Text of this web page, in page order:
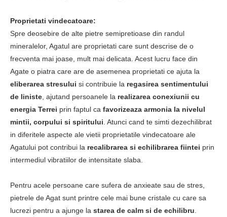
Proprietati vindecatoare:
Spre deosebire de alte pietre semipretioase din randul
mineralelor, Agatul are proprietati care sunt descrise de o
frecventa mai joase, mult mai delicata. Acest lucru face din
Agate o piatra care are de asemenea proprietati ce ajuta la
eliberarea stresului si contribuie la regasirea sentimentului
de liniste , ajutand persoanele la realizarea conexiunii cu
energia Terrei prin faptul ca favorizeaza armonia la nivelul
mintii, corpului si spiritului . Atunci cand te simti dezechilibrat
in diferitele aspecte ale vietii proprietatile vindecatoare ale
Agatului pot contribui la recalibrarea si echilibrarea fiintei prin
intermediul vibratiilor de intensitate slaba.
Pentru acele persoane care sufera de anxieate sau de stres,
pietrele de Agat sunt printre cele mai bune cristale cu care sa
lucrezi pentru a ajunge la starea de calm si de echilibru